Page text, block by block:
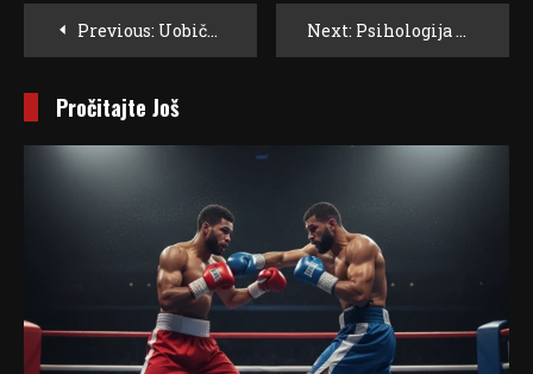
Post
Navigation
Previous: Uobičajene Greške Koje Kladioničari Prave Prilikom Klađenja Na Boks Next: Psihologija Boraca: Ključni Element Uspešnog Klađenja Na Boks
Pročitajte Još